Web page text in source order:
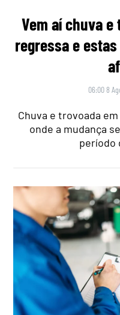
Vem aí chuva
regressa e
06:00 8
Chuva e trovoada
onde a mudança
período